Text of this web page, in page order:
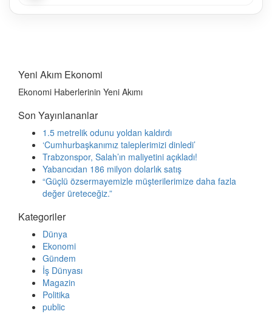
Yeni Akım Ekonomi
Ekonomi Haberlerinin Yeni Akımı
Son Yayınlananlar
1.5 metrelik odunu yoldan kaldırdı
‘Cumhurbaşkanımız taleplerimizi dinledi’
Trabzonspor, Salah’ın maliyetini açıkladı!
Yabancıdan 186 milyon dolarlık satış
“Güçlü özsermayemizle müşterilerimize daha fazla
değer üreteceğiz.”
Kategoriler
Dünya
Ekonomi
Gündem
İş Dünyası
Magazin
Politika
public